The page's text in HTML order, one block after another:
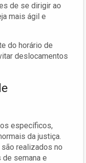
de se dirigir ao
mais ágil e
do horário de
deslocamentos
específicos,
da justiça.
realizados no
de semana e